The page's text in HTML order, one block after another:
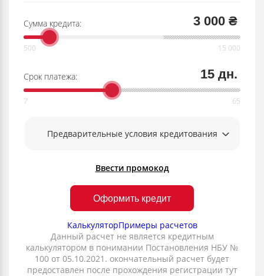
Сумма кредита: 3 000 ₴
Срок платежа: 15 дн.
Предварительные условия кредитования
Ввести промокод
Оформить кредит
КалькуляторПримеры расчетов
Данный расчет не является кредитным
калькулятором в понимании Постановления НБУ №
100 от 05.10.2021. окончательный расчет будет
предоставлен после прохождения регистрации тут